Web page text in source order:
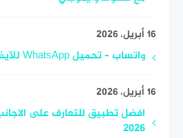
16 أبريل، 2026
واتساب – تحميل WhatsApp للآيفون 2026 آخر إصدار
16 أبريل، 2026
افضل تطبيق للتعارف على
2026